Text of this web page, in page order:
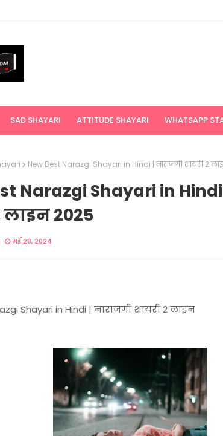
SAD SHAYARI ATTITUDE SHAYARI WHATSAPP
New Best Narazgi Shayari in Hindi | नाराजगी शायरी 2
Narazgi Shayari in
लाइन 2025
मई 28, 2024
Shayari in Hindi | नाराजगी शायरी 2 लाइन